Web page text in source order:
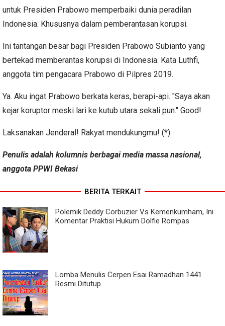
untuk Presiden Prabowo memperbaiki dunia peradilan
Indonesia. Khususnya dalam pemberantasan korupsi.
Ini tantangan besar bagi Presiden Prabowo Subianto yang
bertekad memberantas korupsi di Indonesia. Kata Luthfi,
anggota tim pengacara Prabowo di Pilpres 2019.
Ya. Aku ingat Prabowo berkata keras, berapi-api. "Saya akan
kejar koruptor meski lari ke kutub utara sekali pun." Good!
Laksanakan Jenderal! Rakyat mendukungmu! (*)
Penulis adalah kolumnis berbagai media massa nasional,
anggota PPWI Bekasi
BERITA TERKAIT
Polemik Deddy Corbuzier Vs Kemenkumham, Ini
Komentar Praktisi Hukum Dolfie Rompas
Lomba Menulis Cerpen Esai Ramadhan 1441
Resmi Ditutup